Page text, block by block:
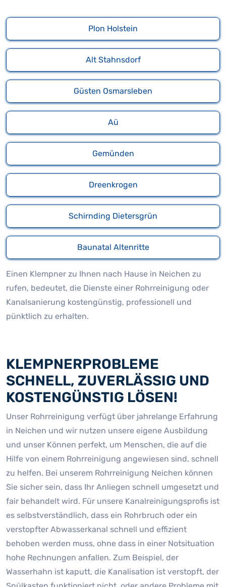
Plon Holstein
Alt Stahnsdorf
Güsten Osmarsleben
Aü
Gemünden
Dreenkrogen
Schirnding Dietersgrün
Baunatal Altenritte
Einen Klempner zu Ihnen nach Hause in Neichen zu
rufen, bedeutet, die Dienste einer Rohrreinigung oder
Kanalsanierung kostengünstig, professionell und
pünktlich zu erhalten.
KLEMPNERPROBLEME
SCHNELL, ZUVERLÄSSIG UND
KOSTENGÜNSTIG LÖSEN!
Unser Rohrreinigung verfügt über jahrelange Erfahrung
in Neichen und wir nutzen unsere eigene Ausbildung
und unser Können perfekt, um Menschen, die auf die
Hilfe von einem Rohrreinigung angewiesen sind, schnell
zu helfen. Bei unserem Rohrreinigung Neichen können
Sie sicher sein, dass Ihr Anliegen schnell umgesetzt und
fair behandelt wird. Für unsere Kanalreinigungsprofis ist
es selbstverständlich, dass ein Rohrbruch oder ein
verstopfter Abwasserkanal schnell und effizient
behoben werden muss, ohne dass in einer Notsituation
hohe Rechnungen anfallen. Zum Beispiel, der
Wasserhahn ist kaputt, die Kanalisation ist verstopft, der